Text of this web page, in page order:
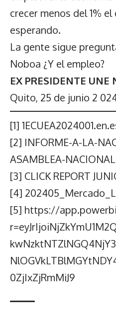
crecer menos del 1%
esperando.
La gente sigue
Noboa ¿Y el empleo?
EX PRESIDENTE UNE
Quito, 25 de junio 2
[1]
[2] INFORME-A-LA-
ASAMBLEA-
[3] CLICK REPORT
[4]
[5] https://
0ZjIxZjRmMiJ9